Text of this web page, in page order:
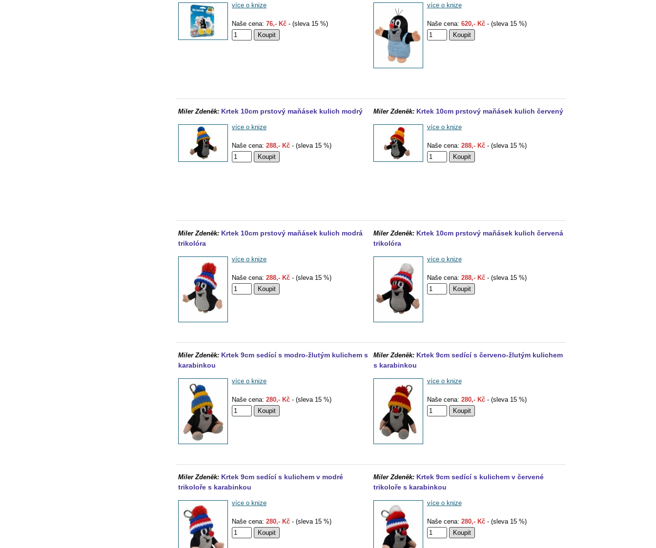
více o knize
Naše cena: 76,- Kč - (sleva 15 %)
více o knize
Naše cena: 620,- Kč- (sleva 15 %)
Miler Zdeněk: Krtek 10cm prstový maňásek kulich modrý
více o knize
Naše cena: 288,- Kč - (sleva 15 %)
Miler Zdeněk: Krtek 10cm prstový maňásek kulich červený
více o knize
Naše cena: 288,- Kč- (sleva 15 %)
Miler Zdeněk: Krtek 10cm prstový maňásek kulich modrá
trikolóra
více o knize
Naše cena: 288,- Kč - (sleva 15 %)
Miler Zdeněk: Krtek 10cm prstový maňásek kulich červená
trikolóra
více o knize
Naše cena: 288,- Kč- (sleva 15 %)
Miler Zdeněk: Krtek 9cm sedící s modro-žlutým kulichem s
karabinkou
více o knize
Naše cena: 280,- Kč - (sleva 15 %)
Miler Zdeněk: Krtek 9cm sedící s červeno-žlutým kulichem
s karabinkou
více o knize
Naše cena: 280,- Kč- (sleva 15 %)
Miler Zdeněk: Krtek 9cm sedící s kulichem v modré
trikoloře s karabinkou
více o knize
Naše cena: 280,- Kč - (sleva 15 %)
Miler Zdeněk: Krtek 9cm sedící s kulichem v červené
trikoloře s karabinkou
více o knize
Naše cena: 280,- Kč- (sleva 15 %)